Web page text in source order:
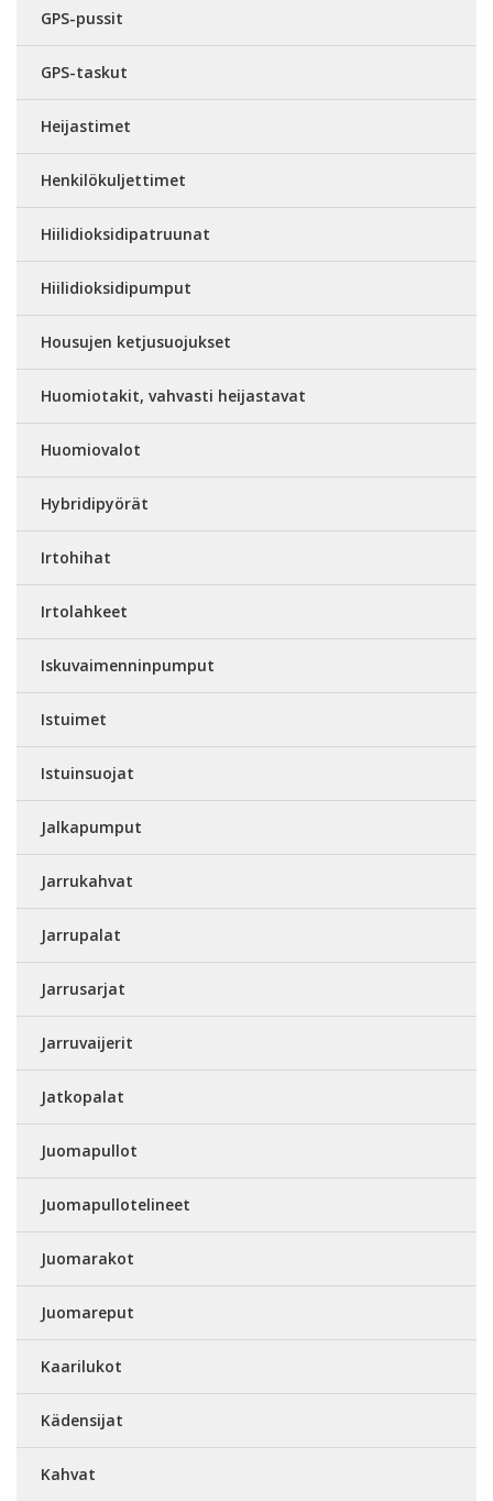
GPS-pussit
GPS-taskut
Heijastimet
Henkilökuljettimet
Hiilidioksidipatruunat
Hiilidioksidipumput
Housujen ketjusuojukset
Huomiotakit, vahvasti heijastavat
Huomiovalot
Hybridipyörät
Irtohihat
Irtolahkeet
Iskuvaimenninpumput
Istuimet
Istuinsuojat
Jalkapumput
Jarrukahvat
Jarrupalat
Jarrusarjat
Jarruvaijerit
Jatkopalat
Juomapullot
Juomapullotelineet
Juomarakot
Juomareput
Kaarilukot
Kädensijat
Kahvat